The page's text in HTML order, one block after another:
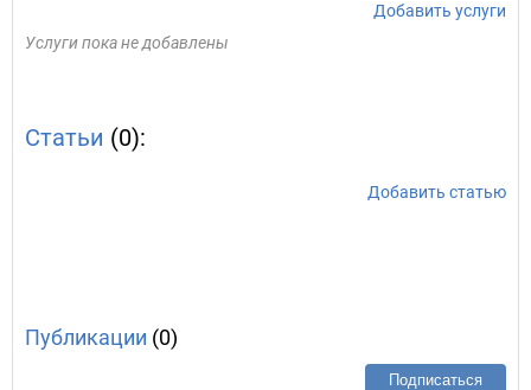
Добавить услуги
Услуги пока не добавлены
Статьи (0):
Добавить статью
Публикации (0)
Подписаться